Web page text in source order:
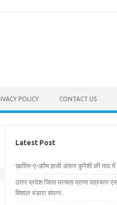
POLICY CONTACT US
Latest Post
ख़ादिम-ए-क़ौम हाजी अंसार कुरैशी की याद
उत्तर प्रदेश जिला मान्यता प्राप्त पत्रकार
विशाल भंडारा संपन्न.